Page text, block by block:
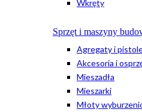
Wkręty
Sprzęt i maszyny
Agregaty i
Akcesoria i
Mieszadła
Mieszarki
Młoty